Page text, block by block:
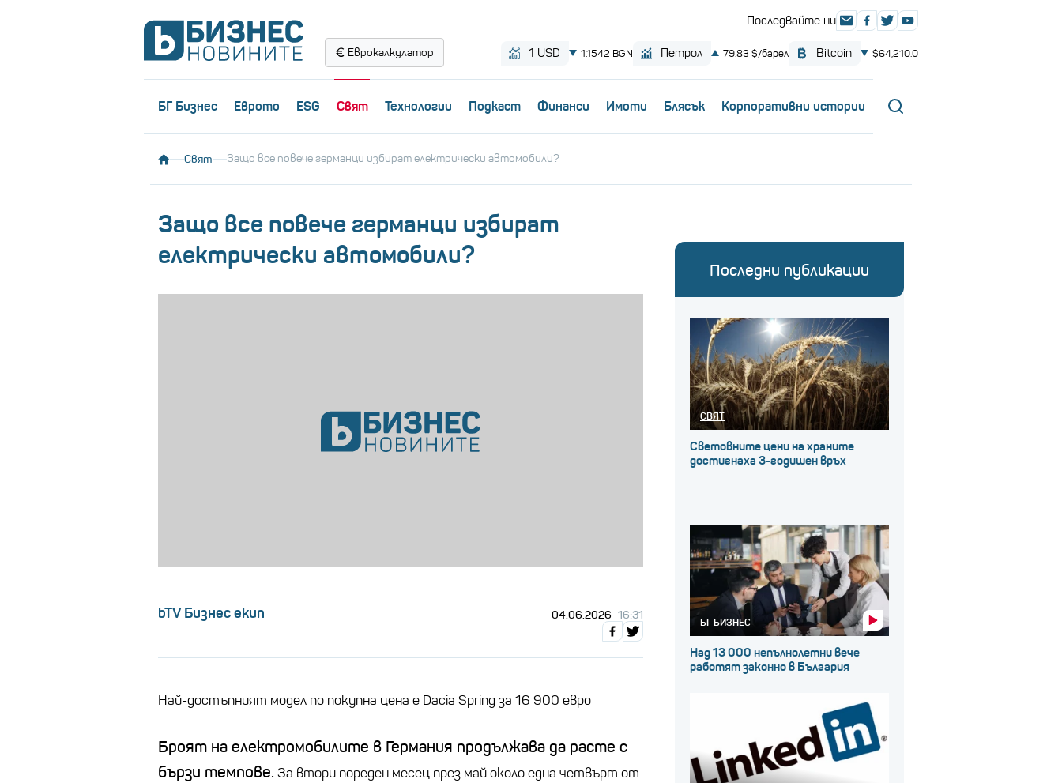
Еврокалкулатор
БГ Бизнес Еврото ESG Свят Технологии Пoдкаст Финанси Имоти Блясък Корпоративни истории
Свят Защо все повече германци избират електрически автомобили?
Защо все повече германци избират
електрически автомобили?
bTV Бизнес екип 04.06.2026 16:31
Най-достъпният модел по покупна цена е Dacia Spring за 16 900 евро
Броят на електромобилите в Германия продължава да расте с
бързи темпове. За втори пореден месец през май около една четвърт от
Последни публикации
СВЯТ
Световните цени на храните
достигнаха 3-годишен връх
БГ БИЗНЕС
Над 13 000 непълнолетни вече
работят законно в България